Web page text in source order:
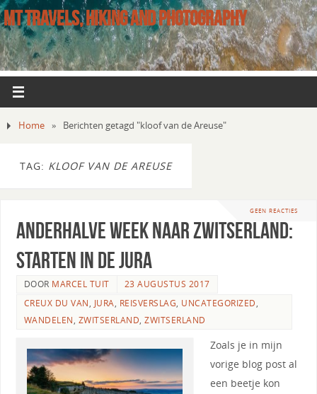
MT TRAVELS, HIKING AND PHOTOGRAPHY
Home » Berichten getagd "kloof van de Areuse"
TAG: KLOOF VAN DE AREUSE
GEEN REACTIES
Anderhalve week naar Zwitserland:
starten in de Jura
DOOR MARCEL TUIT
23 AUGUSTUS 2017
CREUX DU VAN, JURA, REISVERSLAG, UNCATEGORIZED,
WANDELEN, ZWITSERLAND,ZWITSERLAND
Zoals je in mijn
vorige blog post al
een beetje kon